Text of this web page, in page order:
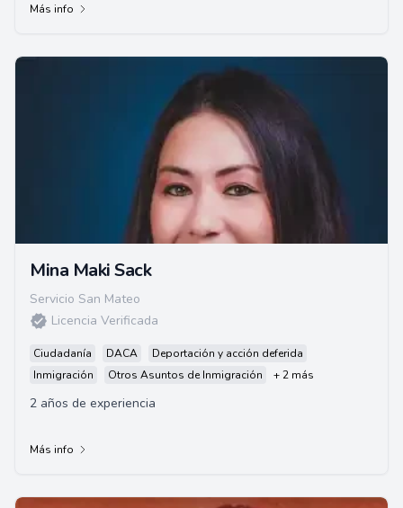
Más info
Mina Maki Sack
Servicio San Mateo
Licencia Verificada
Ciudadanía DACA
Deportación y acción deferida
Inmigración
Otros Asuntos de Inmigración + 2 más
2 años de experiencia
Más info